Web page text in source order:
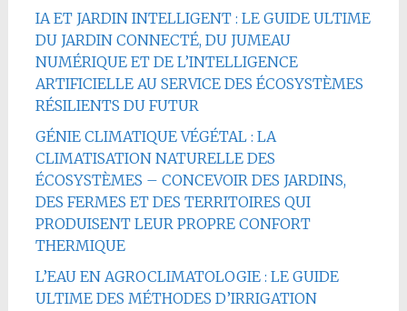
IA ET JARDIN INTELLIGENT : LE GUIDE ULTIME
DU JARDIN CONNECTÉ, DU JUMEAU
NUMÉRIQUE ET DE L’INTELLIGENCE
ARTIFICIELLE AU SERVICE DES ÉCOSYSTÈMES
RÉSILIENTS DU FUTUR
GÉNIE CLIMATIQUE VÉGÉTAL : LA
CLIMATISATION NATURELLE DES
ÉCOSYSTÈMES – CONCEVOIR DES JARDINS,
DES FERMES ET DES TERRITOIRES QUI
PRODUISENT LEUR PROPRE CONFORT
THERMIQUE
L’EAU EN AGROCLIMATOLOGIE : LE GUIDE
ULTIME DES MÉTHODES D’IRRIGATION